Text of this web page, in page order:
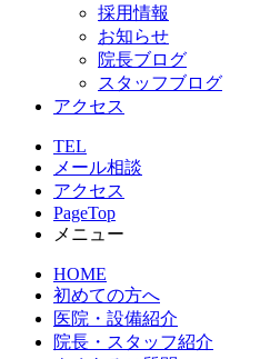
採用情報
お知らせ
院長ブログ
スタッフブログ
アクセス
TEL
メール相談
アクセス
PageTop
メニュー
HOME
初めての方へ
医院・設備紹介
院長・スタッフ紹介